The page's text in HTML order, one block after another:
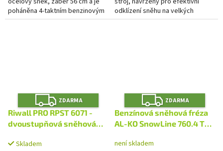
poháněna 4-taktním benzinovým
motorem o objemu 212 ccm,
odklízení sněhu na velkých
plochách. Tento model je
Z
D
A
R
M
ZDARMA
Riwall PRO RPST 6071 -
dvoustupňová sněhová
elektrostartem
Skladem
Z
D
A
R
M
ZDARMA
Benzínová sněhová fréza
AL-KO SnowLine 760.4 TE
není skladem